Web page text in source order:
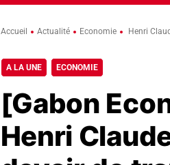
Accueil Actualité Economie Henri
A LA UNE ECONOMIE
[Gabon
Henri